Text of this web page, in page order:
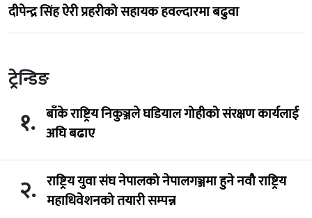
दीपेन्द्र सिंह ऐरी प्रहरीको सहायक हवल्दारमा बढुवा
ट्रेन्डिङ
१. बाँके राष्ट्रिय निकुञ्जले घडियाल गोहीको संरक्षण कार्यलाई
अघि बढाए
२. राष्ट्रिय युवा संघ नेपालको नेपालगञ्जमा हुने नवौ राष्ट्रिय
महाधिवेशनको तयारी सम्पन्न